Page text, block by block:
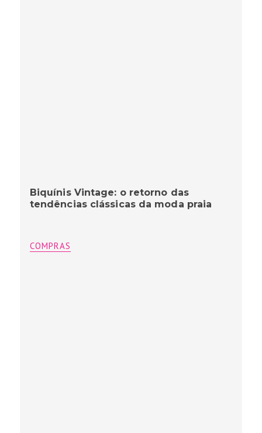
Biquínis Vintage: o retorno das
tendências clássicas da moda praia
COMPRAS